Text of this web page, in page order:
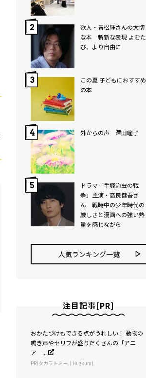
歌人・青松輝さんの大切
な本 斬新な表現 よむた
び、より自由に
この夏 子どもにおすすめ
の本
外からの声 澤田瞳子
ドラマ「手塚治虫の戦
争」主演・高良健吾さ
ん 戦時中の少年時代の
厳しさと漫画への強い熱
量を感じながら
人気ランキング⼀覧
注目記事[PR]
おかたづけもできる点がうれしい！ 動物の
鳴き声やセリフが盛りだくさんの「アニ
ア ...
PR(タカラトミー｜Hugkum)